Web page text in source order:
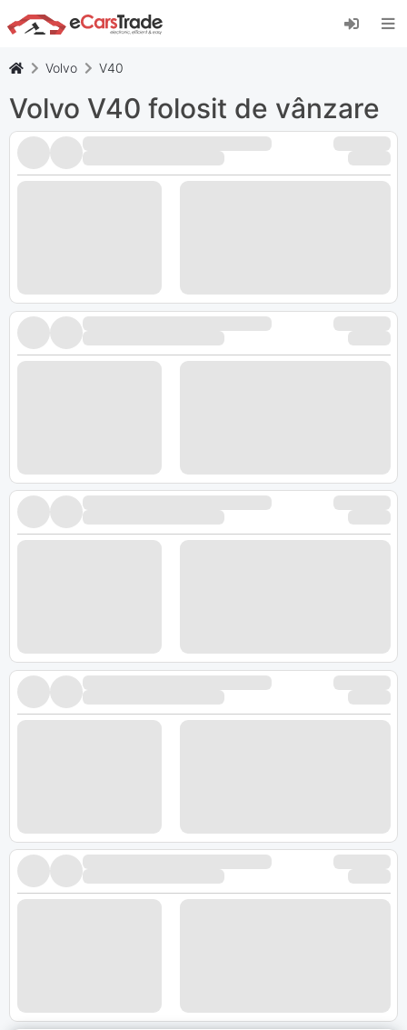
Instalați aplicația web eCarsTrade, adăugați-o
pe ecranul de pornire și primiți actualizări
Volvo V40
Volvo V40 folosit de vânzare